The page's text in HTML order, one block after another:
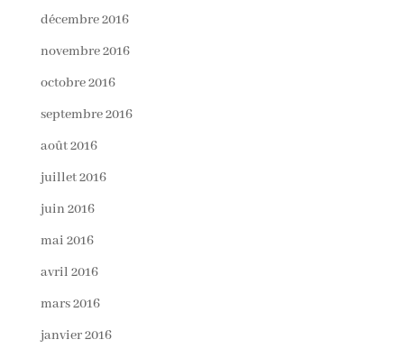
décembre 2016
novembre 2016
octobre 2016
septembre 2016
août 2016
juillet 2016
juin 2016
mai 2016
avril 2016
mars 2016
janvier 2016